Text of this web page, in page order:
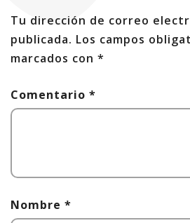
Tu dirección de correo
publicada. Los campos
marcados con *
Comentario *
Nombre *